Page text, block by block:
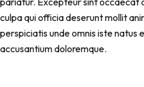
culpa qui officia deserunt mollit
perspiciatis unde omnis iste natus
accusantium doloremque.